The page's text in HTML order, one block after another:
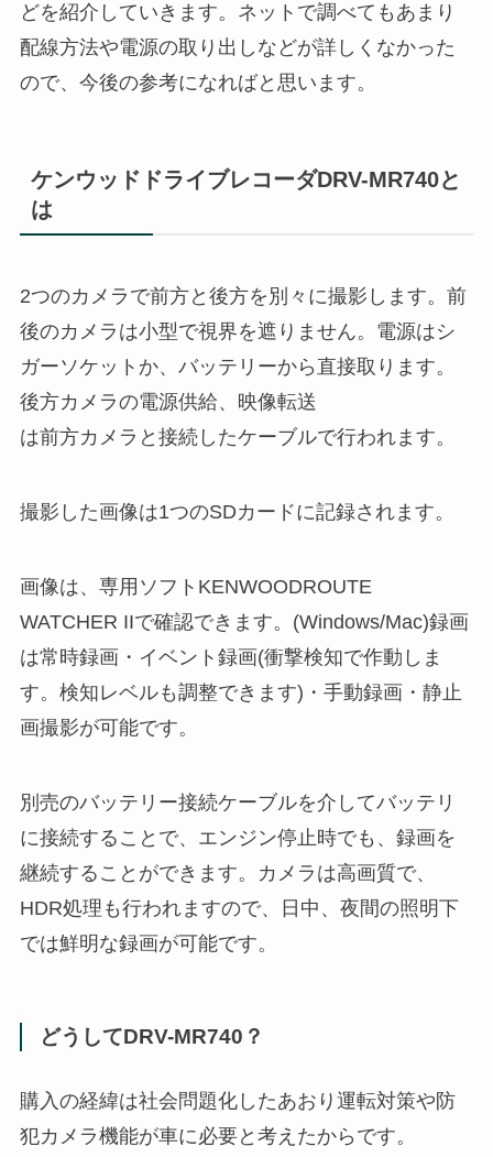
どを紹介していきます。ネットで調べてもあまり
配線方法や電源の取り出しなどが詳しくなかった
ので、今後の参考になればと思います。
ケンウッドドライブレコーダDRV-MR740と
は
2つのカメラで前方と後方を別々に撮影します。前
後のカメラは小型で視界を遮りません。電源はシ
ガーソケットか、バッテリーから直接取ります。
後方カメラの電源供給、映像転送
は前方カメラと接続したケーブルで行われます。
撮影した画像は1つのSDカードに記録されます。
画像は、専用ソフトKENWOODROUTE
WATCHER IIで確認できます。(Windows/Mac)録画
は常時録画・イベント録画(衝撃検知で作動しま
す。検知レベルも調整できます)・手動録画・静止
画撮影が可能です。
別売のバッテリー接続ケーブルを介してバッテリ
に接続することで、エンジン停止時でも、録画を
継続することができます。カメラは高画質で、
HDR処理も行われますので、日中、夜間の照明下
では鮮明な録画が可能です。
どうしてDRV-MR740？
購入の経緯は社会問題化したあおり運転対策や防
犯カメラ機能が車に必要と考えたからです。